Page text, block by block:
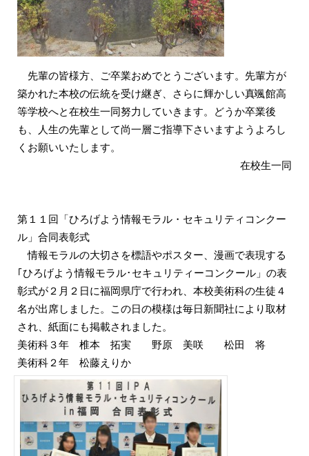
先輩の皆様方、ご卒業おめでとうございます。先輩方が
築かれた本校の伝統を受け継ぎ、さらに輝かしい真颯館高
等学校へと在校生一同努力していきます。どうか卒業後
も、人生の先輩として尚一層ご指導下さいますようよろし
くお願いいたします。
在校生一同
第１１回「ひろげよう情報モラル・セキュリティコンクー
ル」合同表彰式
情報モラルの大切さを標語やポスター、漫画で表現する
｢ひろげよう情報モラル･セキュリティーコンクール」の表
彰式が２月２日に福岡県庁で行われ、本校美術科の生徒４
名が出席しました。この日の模様は毎日新聞社により取材
され、紙面にも掲載されました。
美術科３年 椎本 拓実 野原 美咲 松田 将
美術科２年 松藤えりか